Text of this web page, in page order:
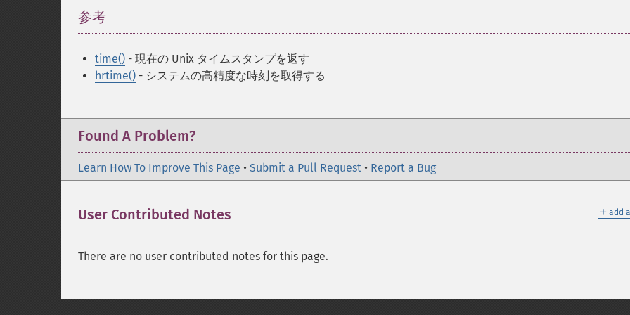
参考
time() - 現在の Unix タイムスタンプを返す
hrtime() - システムの高精度な時刻を取得する
Found A Problem?
Learn How To Improve This Page • Submit a Pull Request • Report a Bug
＋ add
User Contributed Notes
There are no user contributed notes for this page.